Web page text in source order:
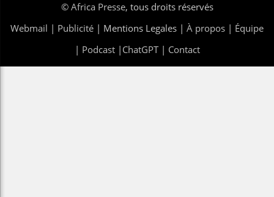
© Africa Presse, tous droits réservés
Webmail | Publicité | Mentions Legales | À propos | Équipe
| Podcast| ChatGPT| Contact